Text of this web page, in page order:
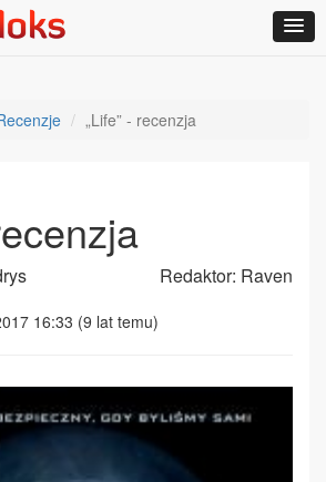
„Life” - recenzja
Redaktor: Raven
16:33 (9 lat temu)